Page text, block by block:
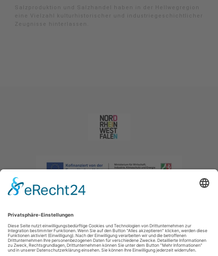
Salzproduktion und Salzhandel haben in der Hellwegregion
eine Vielzahl kulturhistorischer und industriegeschichtlicher
Zeugnisse hinterlassen.
Impressum|Datenschutzerklärung|Barrierefreiheitserklärung